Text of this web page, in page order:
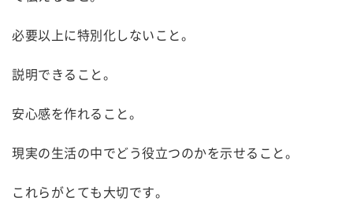
必要以上に特別化しないこと。
説明できること。
安心感を作れること。
現実の生活の中でどう役立つのかを示せること。
これらがとても大切です。